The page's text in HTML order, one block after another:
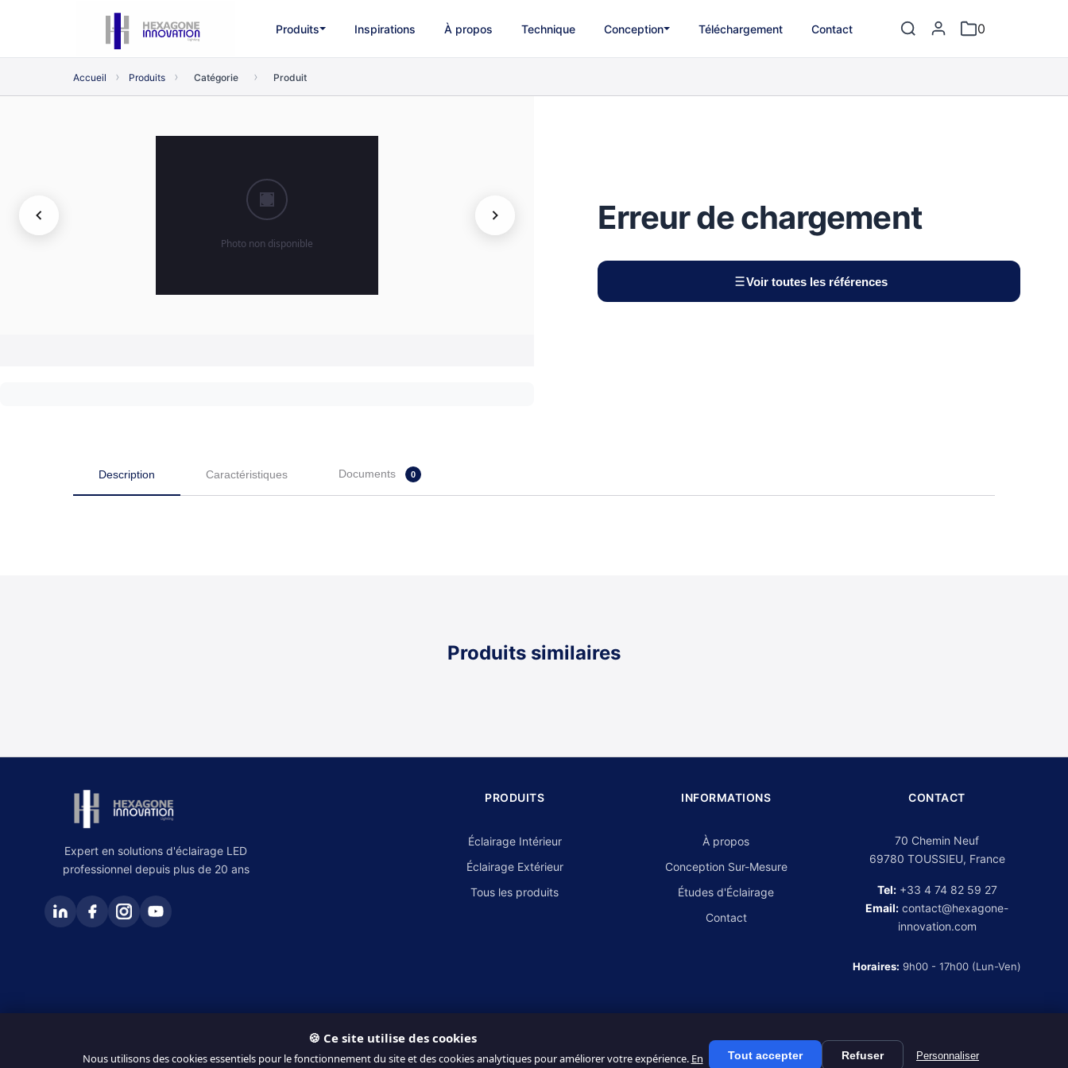
Produits Inspirations À propos Technique Conception Téléchargement Contact 0
Accueil › Produits › Catégorie › Produit
Erreur de chargement
Voir toutes les références
Description Caractéristiques Documents 0
Produits similaires
Expert en solutions d'éclairage LED
professionnel depuis plus de 20 ans
PRODUITS
Éclairage Intérieur
Éclairage Extérieur
Tous les produits
INFORMATIONS
À propos
Conception Sur-Mesure
Études d'Éclairage
Contact
CONTACT
70 Chemin Neuf
69780 TOUSSIEU, France
Tel: +33 4 74 82 59 27
Email: contact@hexagone-
innovation.com
Horaires: 9h00 - 17h00 (Lun-Ven)
© 2026 Hexagone Innovation. Tous droits réservés. Mentions légalesCGV Politique de confidentialité
🍪 Ce site utilise des cookies
Nous utilisons des cookies essentiels pour le fonctionnement du site et des cookies analytiques pour améliorer votre expérience. En
Tout accepter Refuser Personnaliser